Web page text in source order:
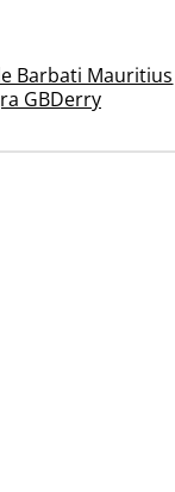
Barbati Mauritius
GBDerry